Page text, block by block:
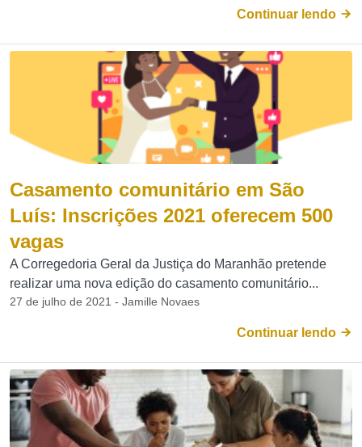
Continuar lendo
Casamento comunitário em São
Luís: Inscrições 2021 oferecem 500
vagas
A Corregedoria Geral da Justiça do Maranhão pretende
realizar uma nova edição do casamento comunitário...
27 de julho de 2021 - Jamille Novaes
Continuar lendo